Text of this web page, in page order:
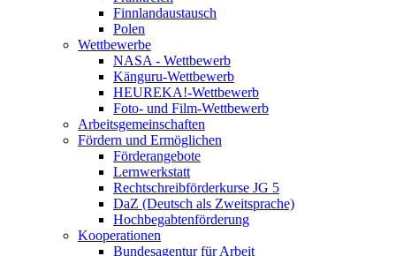
Finnlandaustausch
Polen
Wettbewerbe
NASA - Wettbewerb
Känguru-Wettbewerb
HEUREKA!-Wettbewerb
Foto- und Film-Wettbewerb
Arbeitsgemeinschaften
Fördern und Ermöglichen
Förderangebote
Lernwerkstatt
Rechtschreibförderkurse JG 5
DaZ (Deutsch als Zweitsprache)
Hochbegabtenförderung
Kooperationen
Bundesagentur für Arbeit